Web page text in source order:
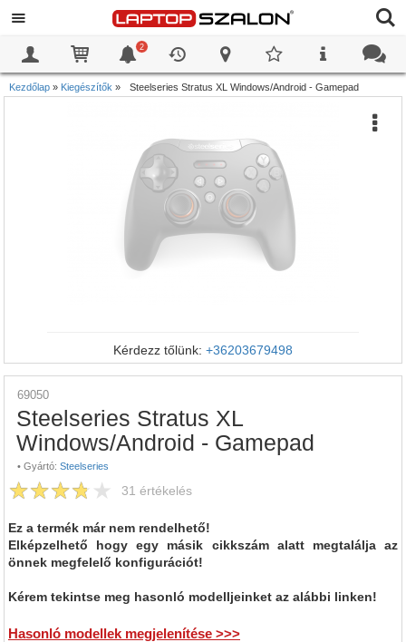
2
Kezdőlap » Kiegészítők » Steelseries Stratus XL Windows/Android - Gamepad
Kérdezz tőlünk: +36203679498
69050
Steelseries Stratus XL
Windows/Android - Gamepad
• Gyártó: Steelseries
31 értékelés
Ez a termék már nem rendelhető!
Elképzelhető hogy egy másik cikkszám alatt megtalálja az
önnek megfelelő konfigurációt!
Kérem tekintse meg hasonló modelljeinket az alábbi linken!
Hasonló modellek megjelenítése >>>
0
0